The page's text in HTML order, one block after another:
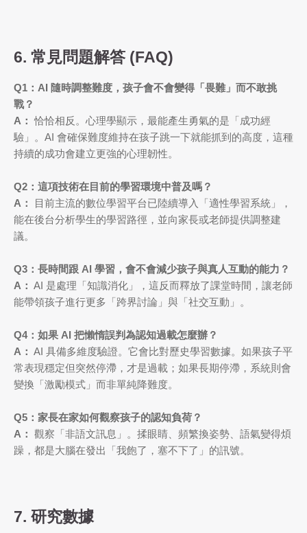
6. 常見問題解答 (FAQ)
Q1：AI 隨時調整難度，孩子會不會變得「畏難」而不敢挑
戰？
A： 恰恰相反。心理學顯示，最能產生勇氣的是「成功經
驗」。AI 會確保難度維持在孩子跳一下就能抓到的高度，這種
持續的成功會建立更強的心理韌性。
Q2：這項技術在目前的學習環境中普及嗎？
A：
目前主流的數位學習平台已陸續導入「適性學習系統」，
能在後台分析學生的學習路徑，並向家長或老師提供調整建
議。
Q3：長時間跟 AI 學習，會不會減少孩子與真人互動的能力？
A： AI 是處理「知識消化」，這反而釋放了課堂時間，讓老師
能帶領孩子進行更多「跨界討論」與「社交互動」。
Q4：如果 AI 把懶惰誤判為認知過載怎麼辦？
A： AI 具備多維度驗證。它會比對歷史學習數據。如果孩子平
常表現穩定但突然停滯，才是過載；如果長期停滯，系統則會
變換「激勵模式」而非單純降難度。
Q5：家長在家如何觀察孩子的認知負荷？
A： 觀察「非語文訊息」。揉眼睛、頻繁換姿勢、語氣變得煩
躁，都是大腦在發出「我飽了，塞不下了」的訊號。
7. 研究數據